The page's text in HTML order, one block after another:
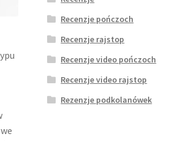
Recenzje pończoch
Recenzje rajstop
Recenzje video pończoch
Recenzje video rajstop
Rezenzje podkolanówek